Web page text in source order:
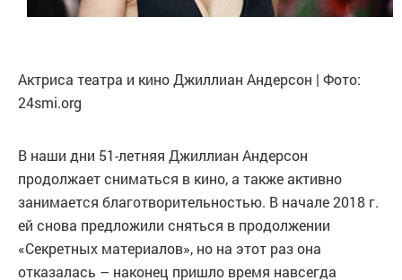
Актриса театра и кино Джиллиан Андерсон | Фото:
24smi.org
В наши дни 51-летняя Джиллиан Андерсон
продолжает сниматься в кино, а также активно
занимается благотворительностью. В начале 2018 г.
ей снова предложили сняться в продолжении
«Секретных материалов», но на этот раз она
отказалась – наконец пришло время навсегда